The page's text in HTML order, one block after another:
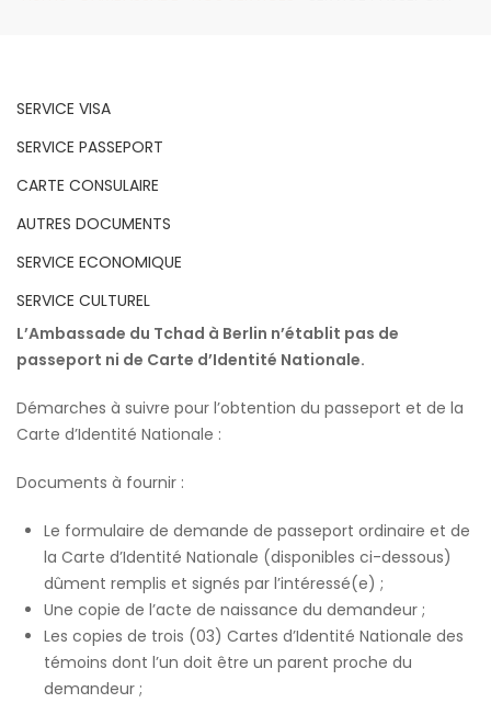
SERVICE VISA
SERVICE PASSEPORT
CARTE CONSULAIRE
AUTRES DOCUMENTS
SERVICE ECONOMIQUE
SERVICE CULTUREL
L’Ambassade du Tchad à Berlin n’établit pas de
passeport ni de Carte d’Identité Nationale.
Démarches à suivre pour l’obtention du passeport et de la
Carte d’Identité Nationale :
Documents à fournir :
Le formulaire de demande de passeport ordinaire et de
la Carte d’Identité Nationale (disponibles ci-dessous)
dûment remplis et signés par l’intéressé(e) ;
Une copie de l’acte de naissance du demandeur ;
Les copies de trois (03) Cartes d’Identité Nationale des
témoins dont l’un doit être un parent proche du
demandeur ;